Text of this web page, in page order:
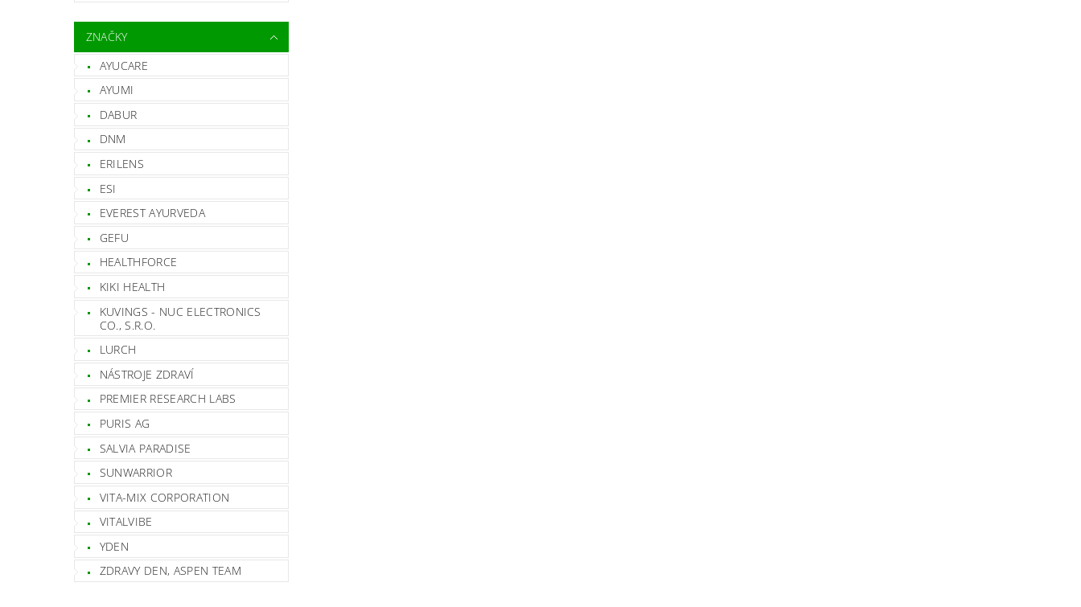
ZNAČKY
AYUCARE
AYUMI
DABUR
DNM
ERILENS
ESI
EVEREST AYURVEDA
GEFU
HEALTHFORCE
KIKI HEALTH
KUVINGS - NUC ELECTRONICS
CO., S.R.O.
LURCH
NÁSTROJE ZDRAVÍ
PREMIER RESEARCH LABS
PURIS AG
SALVIA PARADISE
SUNWARRIOR
VITA-MIX CORPORATION
VITALVIBE
YDEN
ZDRAVY DEN, ASPEN TEAM